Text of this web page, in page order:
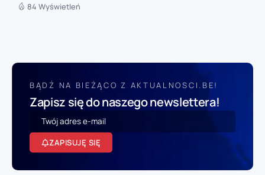
84 Wyświetleń
BĄDŹ NA BIEŻĄCO Z AKTUALNOSCI.BE!
Zapisz się do naszego newslettera!
ZAPISUJĘ SIĘ